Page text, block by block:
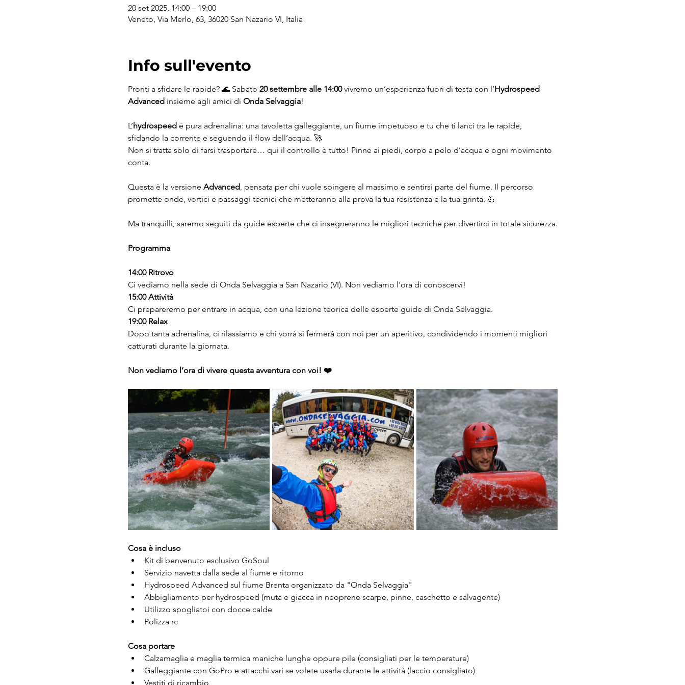
20 set 2025, 14:00 – 19:00
Veneto, Via Merlo, 63, 36020 San Nazario VI, Italia
Info sull'evento
Pronti a sfidare le rapide? 🌊 Sabato 20 settembre alle 14:00 vivremo un’esperienza fuori di testa con l’Hydrospeed
Advanced insieme agli amici di Onda Selvaggia!
L’hydrospeed è pura adrenalina: una tavoletta galleggiante, un fiume impetuoso e tu che ti lanci tra le rapide,
sfidando la corrente e seguendo il flow dell’acqua. 🚀
Non si tratta solo di farsi trasportare… qui il controllo è tutto! Pinne ai piedi, corpo a pelo d’acqua e ogni movimento
conta.
Questa è la versione Advanced, pensata per chi vuole spingere al massimo e sentirsi parte del fiume. Il percorso
promette onde, vortici e passaggi tecnici che metteranno alla prova la tua resistenza e la tua grinta. 💪
Ma tranquilli, saremo seguiti da guide esperte che ci insegneranno le migliori tecniche per divertirci in totale sicurezza.
Programma
14:00 Ritrovo
Ci vediamo nella sede di Onda Selvaggia a San Nazario (VI). Non vediamo l'ora di conoscervi!
15:00 Attività
Ci prepareremo per entrare in acqua, con una lezione teorica delle esperte guide di Onda Selvaggia.
19:00 Relax
Dopo tanta adrenalina, ci rilassiamo e chi vorrà si fermerà con noi per un aperitivo, condividendo i momenti migliori
catturati durante la giornata.
Non vediamo l’ora di vivere questa avventura con voi! ❤️
Cosa è incluso
Kit di benvenuto esclusivo GoSoul
Servizio navetta dalla sede al fiume e ritorno
Hydrospeed Advanced sul fiume Brenta organizzato da "Onda Selvaggia"
Abbigliamento per hydrospeed (muta e giacca in neoprene scarpe, pinne, caschetto e salvagente)
Utilizzo spogliatoi con docce calde
Polizza rc
Cosa portare
Calzamaglia e maglia termica maniche lunghe oppure pile (consigliati per le temperature)
Galleggiante con GoPro e attacchi vari se volete usarla durante le attività (laccio consigliato)
Vestiti di ricambio